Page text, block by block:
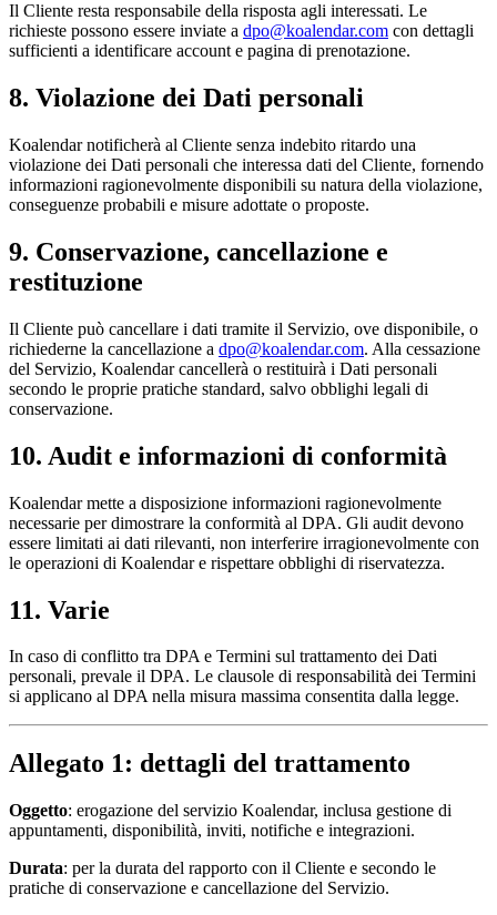
Il Cliente resta responsabile della risposta agli interessati. Le
richieste possono essere inviate a dpo@koalendar.com con dettagli
sufficienti a identificare account e pagina di prenotazione.
8. Violazione dei Dati personali
Koalendar notificherà al Cliente senza indebito ritardo una
violazione dei Dati personali che interessa dati del Cliente, fornendo
informazioni ragionevolmente disponibili su natura della violazione,
conseguenze probabili e misure adottate o proposte.
9. Conservazione, cancellazione e
restituzione
Il Cliente può cancellare i dati tramite il Servizio, ove disponibile, o
richiederne la cancellazione a dpo@koalendar.com. Alla cessazione
del Servizio, Koalendar cancellerà o restituirà i Dati personali
secondo le proprie pratiche standard, salvo obblighi legali di
conservazione.
10. Audit e informazioni di conformità
Koalendar mette a disposizione informazioni ragionevolmente
necessarie per dimostrare la conformità al DPA. Gli audit devono
essere limitati ai dati rilevanti, non interferire irragionevolmente con
le operazioni di Koalendar e rispettare obblighi di riservatezza.
11. Varie
In caso di conflitto tra DPA e Termini sul trattamento dei Dati
personali, prevale il DPA. Le clausole di responsabilità dei Termini
si applicano al DPA nella misura massima consentita dalla legge.
Allegato 1: dettagli del trattamento
Oggetto: erogazione del servizio Koalendar, inclusa gestione di
appuntamenti, disponibilità, inviti, notifiche e integrazioni.
Durata: per la durata del rapporto con il Cliente e secondo le
pratiche di conservazione e cancellazione del Servizio.